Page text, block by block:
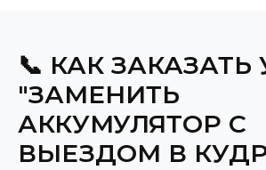
📞 КАК ЗАКАЗАТЬ
"ЗАМЕНИТЬ
АККУМУЛЯТОР С
ВЫЕЗДОМ В